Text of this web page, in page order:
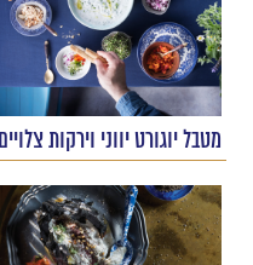
מטבל יוגורט יווני וירקות צלויים